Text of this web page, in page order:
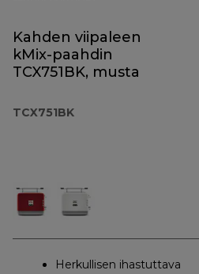
Kahden viipaleen
kMix-paahdin
TCX751BK, musta
TCX751BK
Herkullisen ihastuttava